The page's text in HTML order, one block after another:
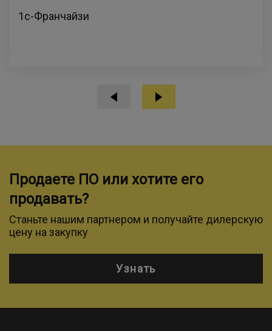
1с-Франчайзи
Продаете ПО или хотите его
продавать?
Станьте нашим партнером и получайте дилерскую
цену на закупку
Узнать